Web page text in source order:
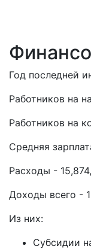
Год последней
Работников на
Работников на
Средняя
Расходы -
Доходы всего -
Из них:
Субсидии